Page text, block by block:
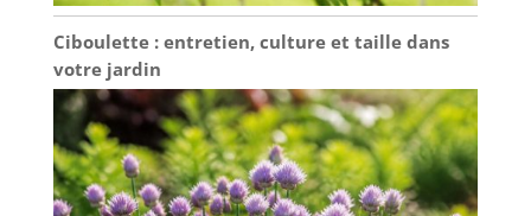
Ciboulette : entretien, culture et taille dans
votre jardin